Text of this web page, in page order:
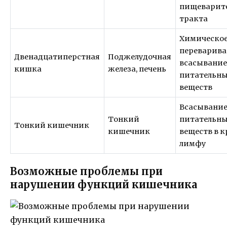
тракта
Двенадцатиперстная
кишка
Поджелудочная
железа, печень
всасывание
веществ
Тонкий кишечник
Тонкий
кишечник
веществ в
лимфу
Возможные проблемы при
нарушении функций кишечника